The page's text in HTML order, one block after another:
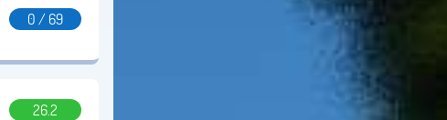
0 / 69
26.2